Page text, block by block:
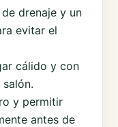
drenaje y un
evitar el
cálido y con
y permitir
antes de